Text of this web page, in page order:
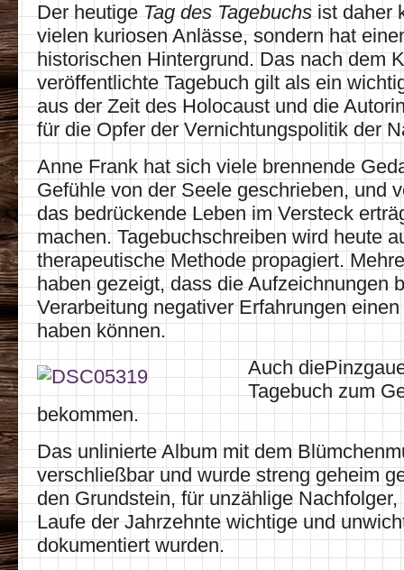
Der heutigeTag des Tagebuchsist daher
vielen kuriosen Anlässe, sondern hat
historischen Hintergrund. Das nach dem
veröffentlichte Tagebuch gilt als ein
aus der Zeit des Holocaust und die
für die Opfer der Vernichtungspolitik der
Anne Frank hat sich viele brennende
Gefühle von der Seele geschrieben, und
das bedrückende Leben im Versteck
machen. Tagebuchschreiben wird heute
therapeutische Methode propagiert.
haben gezeigt, dass die Aufzeichnungen
Verarbeitung negativer Erfahrungen
haben können.
Auch
Tagebuch zum
bekommen.
Das unlinierte Album mit dem
verschließbar und wurde streng geheim
den Grundstein, für unzählige
Laufe der Jahrzehnte wichtige und
dokumentiert wurden.